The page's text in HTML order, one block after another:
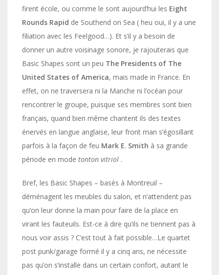
firent école, ou comme le sont aujourd’hui les Eight
Rounds Rapid de Southend on Sea ( heu oui, il y a une
filiation avec les Feelgood…). Et s’il y a besoin de
donner un autre voisinage sonore, je rajouterais que
Basic Shapes sont un peu The Presidents of The
United States of America, mais made in France. En
effet, on ne traversera ni la Manche ni l’océan pour
rencontrer le groupe, puisque ses membres sont bien
français, quand bien même chantent ils des textes
énervés en langue anglaise, leur front man s’égosillant
parfois à la façon de feu Mark E. Smith à sa grande
période en mode tonton vitriol .
Bref, les Basic Shapes – basés à Montreuil –
déménagent les meubles du salon, et n’attendent pas
qu’on leur donne la main pour faire de la place en
virant les fauteuils. Est-ce à dire qu’ils ne tiennent pas à
nous voir assis ? C’est tout à fait possible…Le quartet
post punk/garage formé il y a cinq ans, ne nécessite
pas qu’on s’installe dans un certain confort, autant le